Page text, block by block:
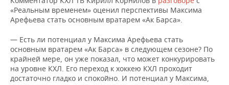
ВОЛЕЙБОЛ
КИБЕРСПОРТ
ФИГУРНОЕ КАТАНИЕ
ИСТОРИЯ
КУЛЬТУРА
МЕДИЦИНА
СПИСОК ПЕРСОН
СПИСОК КОМПАНИЙ
ПОЛНАЯ ВЕРСИЯ
«Реальным временем» оценил перспективы Максима
Арефьева стать основным вратарем «Ак Барса».
— Есть ли потенциал у Максима Арефьева стать
основным вратарем «Ак Барса» в следующем сезоне? По
крайней мере, он уже показал, что может конкурировать
на уровне КХЛ. Его переход к хоккею КХЛ проходит
достаточно гладко и спокойно. И потенциал у Максима,